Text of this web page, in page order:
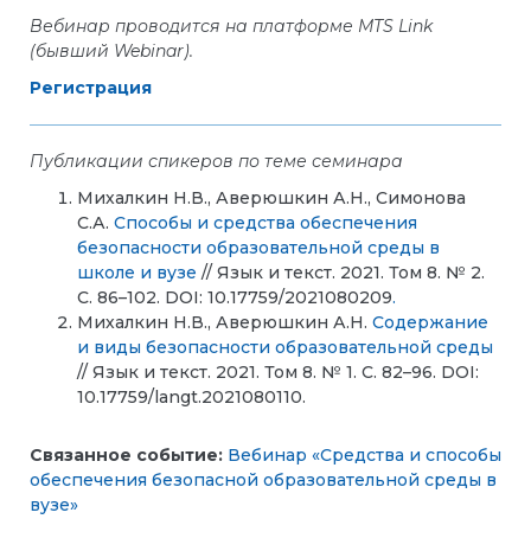
Вебинар проводится на платформе MTS Link
(бывший Webinar).
Регистрация
Публикации спикеров по теме семинара
Михалкин Н.В., Аверюшкин А.Н., Симонова
С.А. Способы и средства обеспечения
безопасности образовательной среды в
школе и вузе // Язык и текст. 2021. Том 8. № 2.
С. 86–102. DOI: 10.17759/2021080209.
Михалкин Н.В., Аверюшкин А.Н. Содержание
и виды безопасности образовательной среды
// Язык и текст. 2021. Том 8. № 1. С. 82–96. DOI:
10.17759/langt.2021080110.
Связанное событие: Вебинар «Средства и способы
обеспечения безопасной образовательной среды в
вузе»